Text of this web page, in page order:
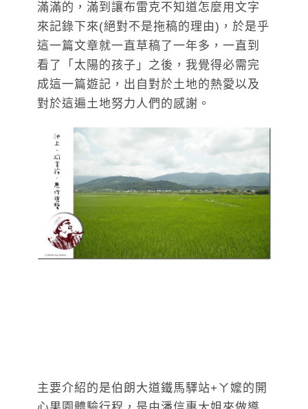
滿滿的，滿到讓布雷克不知道怎麼用文字
來記錄下來(絕對不是拖稿的理由)，於是乎
這一篇文章就一直草稿了一年多，一直到
看了「太陽的孩子」之後，我覺得必需完
成這一篇遊記，出自對於土地的熱愛以及
對於這遍土地努力人們的感謝。
主要介紹的是伯朗大道鐵馬驛站+ㄚ嬤的開